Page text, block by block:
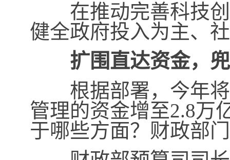
在推动完善科技创
健全政府投入为主、
扩围直达资金，
根据部署，今年将
管理的资金增至2.8万
于哪些方面？财政部